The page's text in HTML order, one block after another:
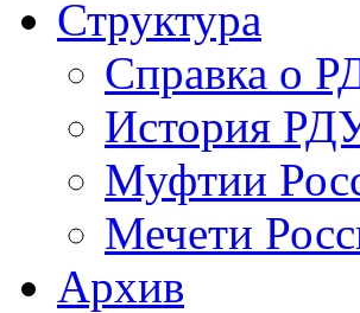
Структура
Справка о
История
Муфтии
Мечети
Архив